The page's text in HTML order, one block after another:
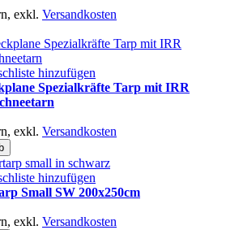
, exkl. Versandkosten
hinzufügen
Spezialkräfte Tarp mit IRR
, exkl. Versandkosten
hinzufügen
Small SW 200x250cm
, exkl. Versandkosten